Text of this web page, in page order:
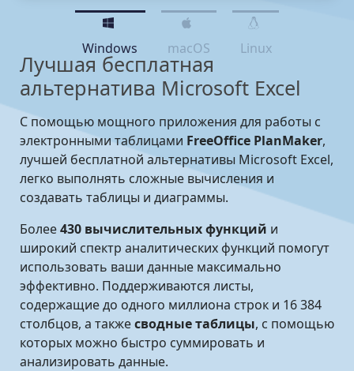
Windows macOS Linux
Лучшая бесплатная
альтернатива Microsoft Excel
С помощью мощного приложения для работы с
электронными таблицами FreeOffice PlanMaker,
лучшей бесплатной альтернативы Microsoft Excel,
легко выполнять сложные вычисления и
создавать таблицы и диаграммы.
Более430 вычислительных функций и
широкий спектр аналитических функций помогут
использовать ваши данные максимально
эффективно. Поддерживаются листы,
содержащие до одного миллиона строк и 16 384
столбцов, а такжесводные таблицы, с помощью
которых можно быстро суммировать и
анализировать данные.